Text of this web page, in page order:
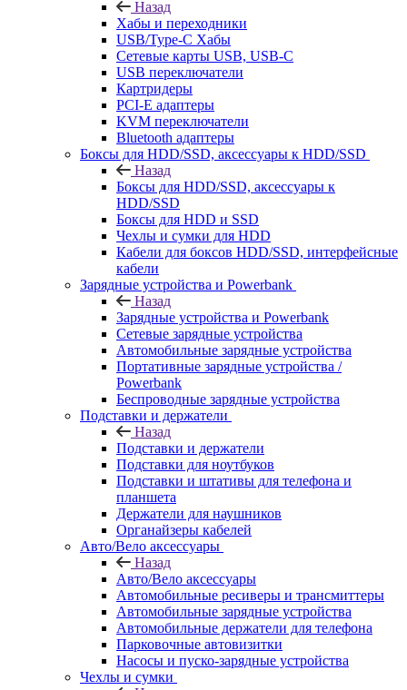
Назад
Хабы и переходники
USB/Type-C Хабы
Сетевые карты USB, USB-C
USB переключатели
Картридеры
PCI-E адаптеры
KVM переключатели
Bluetooth адаптеры
Боксы для HDD/SSD, аксессуары к HDD/SSD
Назад
Боксы для HDD/SSD, аксессуары к
HDD/SSD
Боксы для HDD и SSD
Чехлы и сумки для HDD
Кабели для боксов HDD/SSD, интерфейсные
кабели
Зарядные устройства и Powerbank
Назад
Зарядные устройства и Powerbank
Сетевые зарядные устройства
Автомобильные зарядные устройства
Портативные зарядные устройства /
Powerbank
Беспроводные зарядные устройства
Подставки и держатели
Назад
Подставки и держатели
Подставки для ноутбуков
Подставки и штативы для телефона и
планшета
Держатели для наушников
Органайзеры кабелей
Авто/Вело аксессуары
Назад
Авто/Вело аксессуары
Автомобильные ресиверы и трансмиттеры
Автомобильные зарядные устройства
Автомобильные держатели для телефона
Парковочные автовизитки
Насосы и пуско-зарядные устройства
Чехлы и сумки